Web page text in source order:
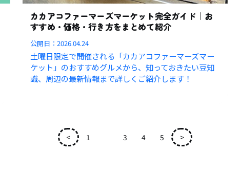
カカアコファーマーズマーケット完全ガイド｜お
すすめ・価格・行き方をまとめて紹介
公開日：2026.04.24
土曜日限定で開催される「カカアコファーマーズマー
ケット」のおすすめグルメから、知っておきたい豆知
識、周辺の最新情報まで詳しくご紹介します！
< 1 3 4 5 >